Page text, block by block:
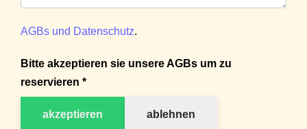
AGBs und Datenschutz.
Bitte akzeptieren sie unsere AGBs um zu
reservieren *
akzeptieren ablehnen